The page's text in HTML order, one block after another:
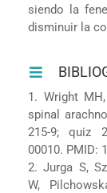
siendo la
disminuir la
1. Wright
spinal
215-9; quiz
00010. PMID:
2. Jurga S,
W,